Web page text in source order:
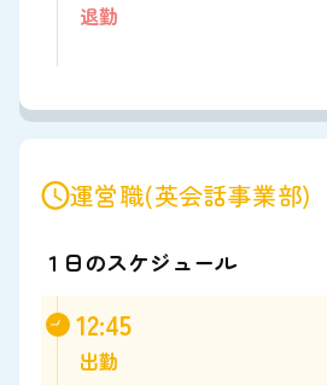
退勤
運営職(英会話事業部)
１日のスケジュール
12:45
出勤